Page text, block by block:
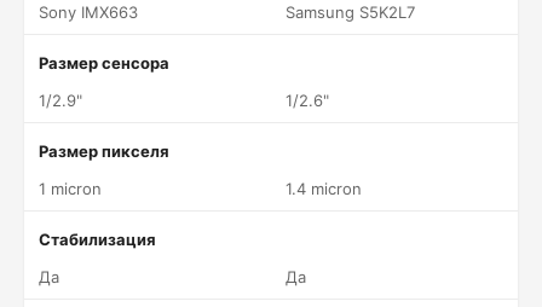
Sony IMX663
Samsung S5K2L7
Размер сенсора
1/2.9"
1/2.6"
Размер пикселя
1 micron
1.4 micron
Стабилизация
Да
Да